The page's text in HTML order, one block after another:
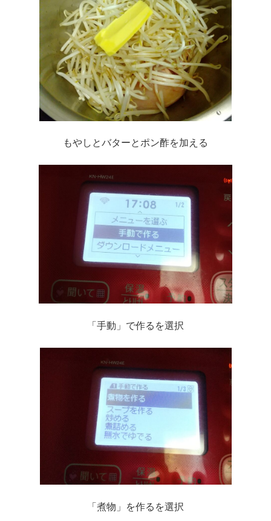
もやしとバターとポン酢を加える
「手動」で作るを選択
「煮物」を作るを選択